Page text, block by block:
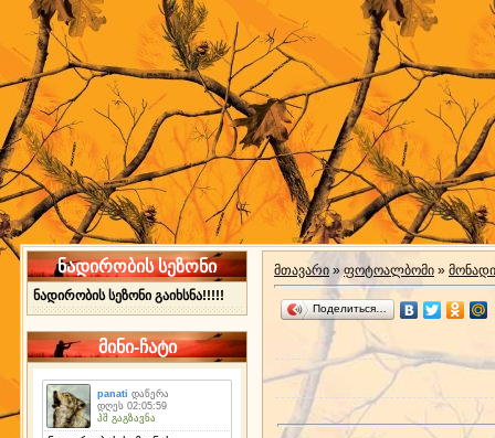
ნადირობის სეზონი
ნადირობის სეზონი გაიხსნა!!!!!
მინი-ჩატი
მთავარი » ფოტოალბომი »
Поделиться…